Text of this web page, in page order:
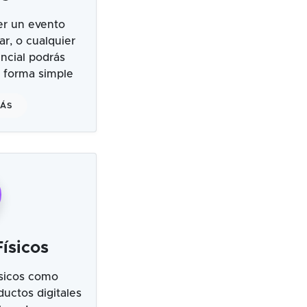
un evento
o cualquier
podrás
forma simple
como
digitales